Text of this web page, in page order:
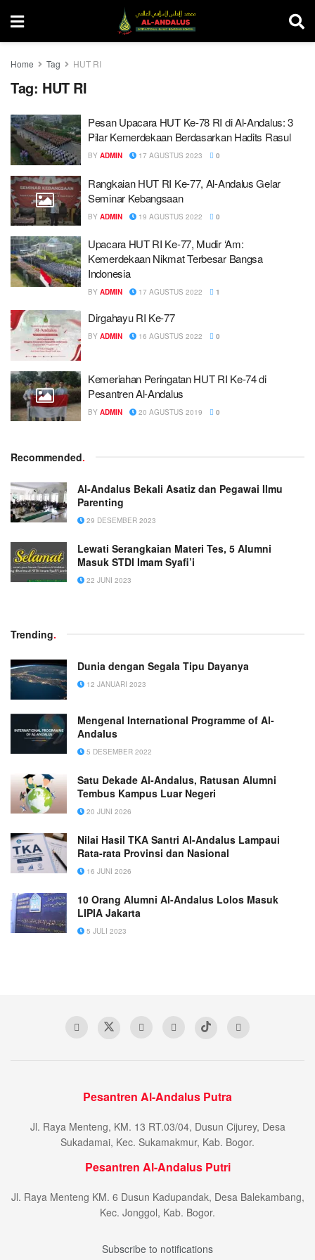
Home Tag HUT RI
Tag: HUT RI
Pesan Upacara HUT Ke-78 RI di Al-Andalus: 3
Pilar Kemerdekaan Berdasarkan Hadits Rasul
BY ADMIN 17 AGUSTUS 2023 0
Rangkaian HUT RI Ke-77, Al-Andalus Gelar
Seminar Kebangsaan
BY ADMIN 19 AGUSTUS 2022 0
Upacara HUT RI Ke-77, Mudir ‘Am:
Kemerdekaan Nikmat Terbesar Bangsa
Indonesia
BY ADMIN 17 AGUSTUS 2022 1
Dirgahayu RI Ke-77
BY ADMIN 16 AGUSTUS 2022 0
Kemeriahan Peringatan HUT RI Ke-74 di
Pesantren Al-Andalus
BY ADMIN 20 AGUSTUS 2019 0
Recommended.
Al-Andalus Bekali Asatiz dan Pegawai Ilmu
Parenting
29 DESEMBER 2023
Lewati Serangkaian Materi Tes, 5 Alumni
Masuk STDI Imam Syafi’i
22 JUNI 2023
Trending.
Dunia dengan Segala Tipu Dayanya
12 JANUARI 2023
Mengenal International Programme of Al-
Andalus
5 DESEMBER 2022
Satu Dekade Al-Andalus, Ratusan Alumni
Tembus Kampus Luar Negeri
20 JUNI 2026
Nilai Hasil TKA Santri Al-Andalus Lampaui
Rata-rata Provinsi dan Nasional
16 JUNI 2026
10 Orang Alumni Al-Andalus Lolos Masuk
LIPIA Jakarta
5 JULI 2023
Pesantren Al-Andalus Putra
Jl. Raya Menteng, KM. 13 RT.03/04, Dusun Cijurey, Desa
Sukadamai, Kec. Sukamakmur, Kab. Bogor.
Pesantren Al-Andalus Putri
Jl. Raya Menteng KM. 6 Dusun Kadupandak, Desa Balekambang,
Kec. Jonggol, Kab. Bogor.
Subscribe to notifications